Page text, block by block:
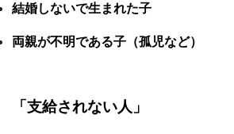
結婚しないで生まれた子
両親が不明である子（孤児など）
「支給されない人」